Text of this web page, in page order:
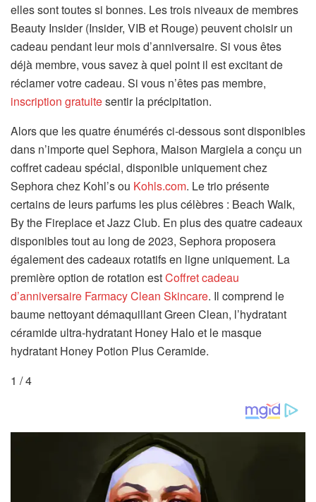
elles sont toutes si bonnes. Les trois niveaux de membres
Beauty Insider (Insider, VIB et Rouge) peuvent choisir un
cadeau pendant leur mois d’anniversaire. Si vous êtes
déjà membre, vous savez à quel point il est excitant de
réclamer votre cadeau. Si vous n’êtes pas membre,
inscription gratuitesentir la précipitation.
Alors que les quatre énumérés ci-dessous sont disponibles
dans n’importe quel Sephora, Maison Margiela a conçu un
coffret cadeau spécial, disponible uniquement chez
Sephora chez Kohl’s ou Kohls.com. Le trio présente
certains de leurs parfums les plus célèbres : Beach Walk,
By the Fireplace et Jazz Club. En plus des quatre cadeaux
disponibles tout au long de 2023, Sephora proposera
également des cadeaux rotatifs en ligne uniquement. La
première option de rotation estCoffret cadeau
d’anniversaire Farmacy Clean Skincare. Il comprend le
baume nettoyant démaquillant Green Clean, l’hydratant
céramide ultra-hydratant Honey Halo et le masque
hydratant Honey Potion Plus Ceramide.
1 /4